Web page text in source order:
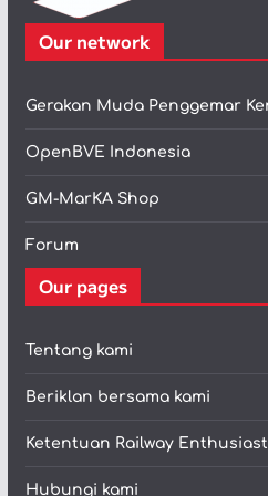
Our network
Gerakan Muda Penggemar
OpenBVE Indonesia
GM-MarKA Shop
Forum
Our pages
Tentang kami
Beriklan bersama kami
Ketentuan Railway
Hubungi kami